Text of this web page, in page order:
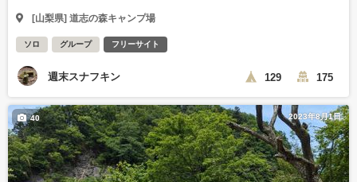
[山梨県] 道志の森キャンプ場
ソロ グループ フリーサイト
週末スナフキン 129 175
2023年8月1日
40